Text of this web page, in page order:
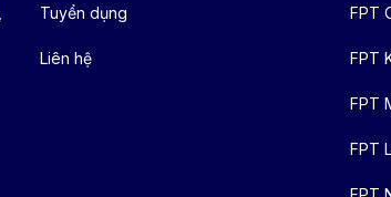
Tuyển dụng
Liên hệ
FPT
FPT
FPT
FPT